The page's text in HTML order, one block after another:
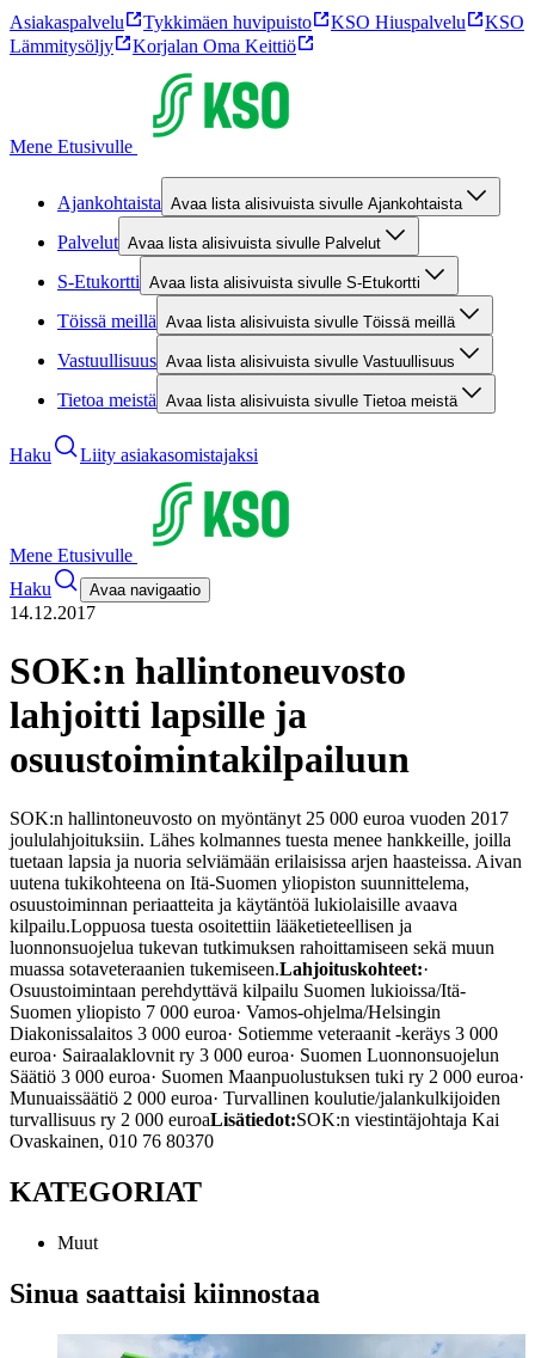
Asiakaspalvelu Tykkimäen huvipuisto KSO Hiuspalvelu
KSO
Lämmitysöljy
Korjalan Oma Keittiö
Mene Etusivulle
Ajankohtaista Avaa lista alisivuista sivulle Ajankohtaista
Palvelut Avaa lista alisivuista sivulle Palvelut
S-Etukortti Avaa lista alisivuista sivulle S-Etukortti
Töissä meillä Avaa lista alisivuista sivulle Töissä meillä
Vastuullisuus Avaa lista alisivuista sivulle Vastuullisuus
Tietoa meistä Avaa lista alisivuista sivulle Tietoa meistä
Haku Liity asiakasomistajaksi
Mene Etusivulle
Haku
Avaa navigaatio
14.12.2017
SOK:n hallintoneuvosto
lahjoitti lapsille ja
osuustoimintakilpailuun
SOK:n hallintoneuvosto on myöntänyt 25 000 euroa vuoden 2017
joululahjoituksiin. Lähes kolmannes tuesta menee hankkeille, joilla
tuetaan lapsia ja nuoria selviämään erilaisissa arjen haasteissa. Aivan
uutena tukikohteena on Itä-Suomen yliopiston suunnittelema,
osuustoiminnan periaatteita ja käytäntöä lukiolaisille avaava
kilpailu.Loppuosa tuesta osoitettiin lääketieteellisen ja
luonnonsuojelua tukevan tutkimuksen rahoittamiseen sekä muun
muassa sotaveteraanien tukemiseen.Lahjoituskohteet:·
Osuustoimintaan perehdyttävä kilpailu Suomen lukioissa/Itä-
Suomen yliopisto 7 000 euroa· Vamos-ohjelma/Helsingin
Diakonissalaitos 3 000 euroa· Sotiemme veteraanit -keräys 3 000
euroa· Sairaalaklovnit ry 3 000 euroa· Suomen Luonnonsuojelun
Säätiö 3 000 euroa· Suomen Maanpuolustuksen tuki ry 2 000 euroa·
Munuaissäätiö 2 000 euroa· Turvallinen koulutie/jalankulkijoiden
turvallisuus ry 2 000 euroaLisätiedot:SOK:n viestintäjohtaja Kai
Ovaskainen, 010 76 80370
KATEGORIAT
Muut
Sinua saattaisi kiinnostaa